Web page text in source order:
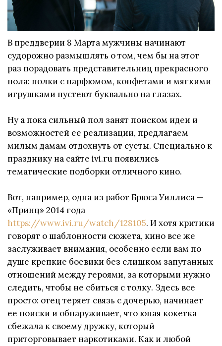
В преддверии 8 Марта мужчины начинают
судорожно размышлять о том, чем бы на этот
раз порадовать представительниц прекрасного
пола: полки с парфюмом, конфетами и мягкими
игрушками пустеют буквально на глазах.
Ну а пока сильный пол занят поиском идеи и
возможностей ее реализации, предлагаем
милым дамам отдохнуть от суеты. Специально к
празднику на сайте ivi.ru появились
тематические подборки отличного кино.
Вот, например, одна из работ Брюса Уиллиса —
«Принц» 2014 года
https://www.ivi.ru/watch/128105. И хотя критики
говорят о шаблонности сюжета, кино все же
заслуживает внимания, особенно если вам по
душе крепкие боевики без слишком запутанных
отношений между героями, за которыми нужно
следить, чтобы не сбиться с толку. Здесь все
просто: отец теряет связь с дочерью, начинает
ее поиски и обнаруживает, что юная кокетка
сбежала к своему дружку, который
приторговывает наркотиками. Как и любой